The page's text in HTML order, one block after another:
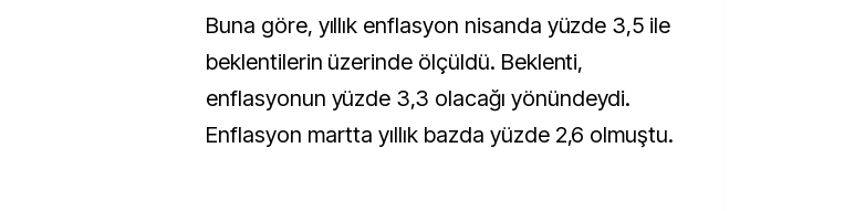
Buna göre, yıllık enflasyon nisanda yüzde 3,5 ile
beklentilerin üzerinde ölçüldü. Beklenti,
enflasyonun yüzde 3,3 olacağı yönündeydi.
Enflasyon martta yıllık bazda yüzde 2,6 olmuştu.